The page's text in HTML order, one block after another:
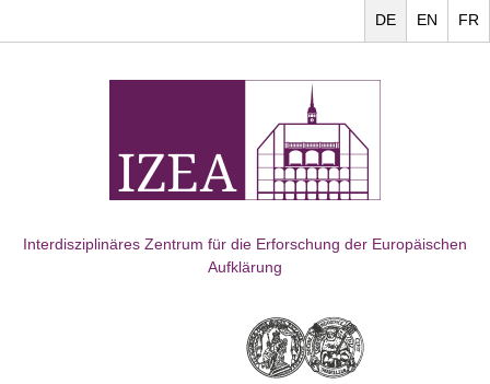
FR
EN
DE
Interdisziplinäres Zentrum für die Erforschung der Europäischen
Aufklärung